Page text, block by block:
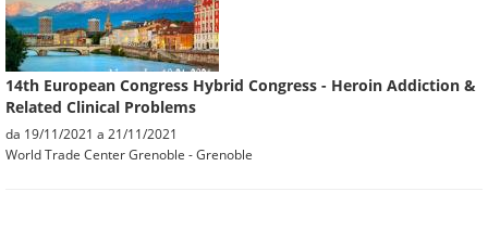
14th European Congress Hybrid Congress - Heroin Addiction &
Related Clinical Problems
da 19/11/2021 a 21/11/2021
World Trade Center Grenoble - Grenoble